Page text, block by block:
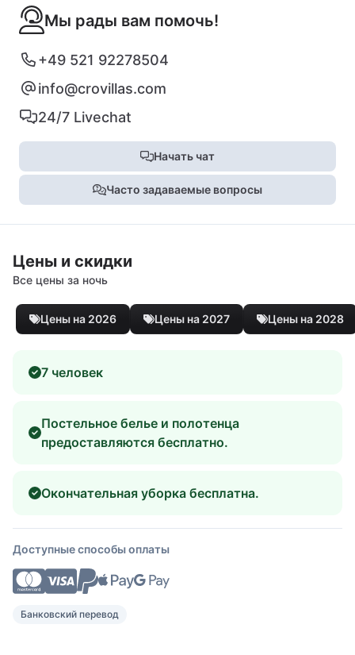
Мы рады вам помочь!
+49 521 92278504
info@crovillas.com
24/7 Livechat
Начать чат
Часто задаваемые вопросы
Цены и скидки
Все цены за ночь
Цены на 2026 Цены на 2027 Цены на 2028
7 человек
Постельное белье и полотенца
предоставляются бесплатно.
Окончательная уборка бесплатна.
Доступные способы оплаты
Банковский перевод